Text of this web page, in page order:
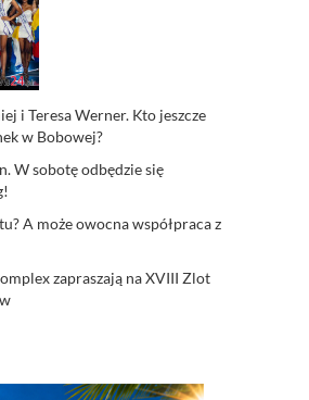
i Teresa Werner. Kto jeszcze
w Bobowej?
W sobotę odbędzie się
A może owocna współpraca z
zapraszają na XVIII Zlot